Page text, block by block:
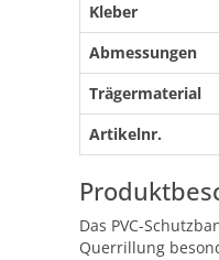
Kleber
Abmessungen
Trägermaterial
Artikelnr.
Das PVC-
Querrillung